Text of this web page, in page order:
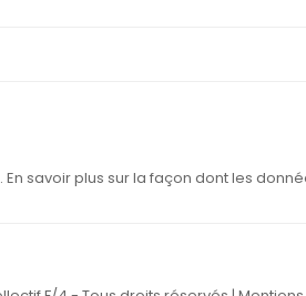
En savoir plus sur la façon dont les